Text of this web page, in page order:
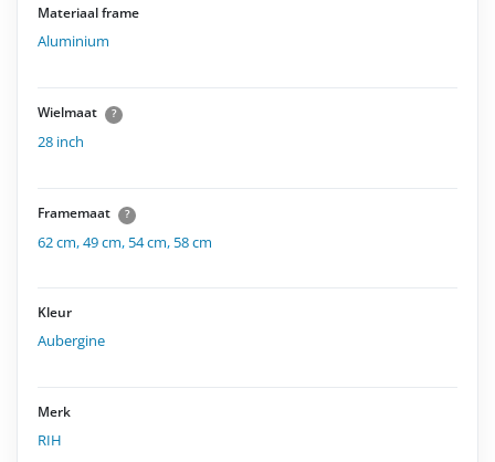
Materiaal frame
Aluminium
Wielmaat ?
28 inch
Framemaat ?
62 cm,49 cm, 54 cm, 58 cm
Kleur
Aubergine
Merk
RIH